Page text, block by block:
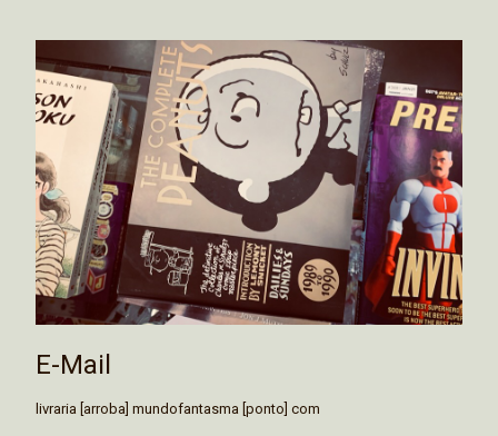
E-Mail
livraria [arroba] mundofantasma [ponto] com